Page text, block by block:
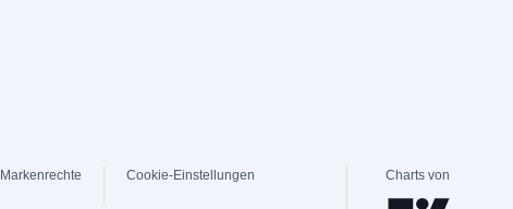
Markenrechte Cookie-Einstellungen Charts von